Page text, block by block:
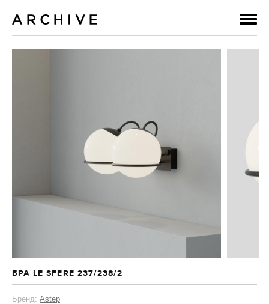
БРА LE SFERE 237/238/2
Бренд: Astep